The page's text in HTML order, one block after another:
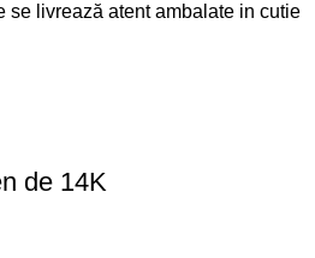
se livrează atent ambalate in cutie
de 14K